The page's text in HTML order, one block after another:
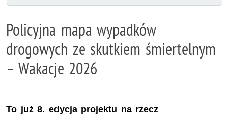
Policyjna mapa wypadków
drogowych ze skutkiem śmiertelnym
– Wakacje 2026
To już 8. edycja projektu na rzecz